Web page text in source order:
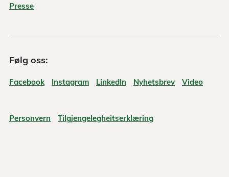
Presse
Følg oss:
Facebook Instagram LinkedIn Nyhetsbrev Video
Personvern Tilgjengelegheitserklæring